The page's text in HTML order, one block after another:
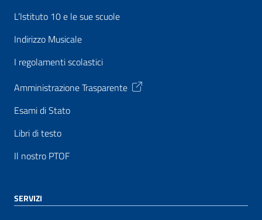
L’Istituto 10 e le sue scuole
Indirizzo Musicale
I regolamenti scolastici
Amministrazione Trasparente
Esami di Stato
Libri di testo
Il nostro PTOF
SERVIZI